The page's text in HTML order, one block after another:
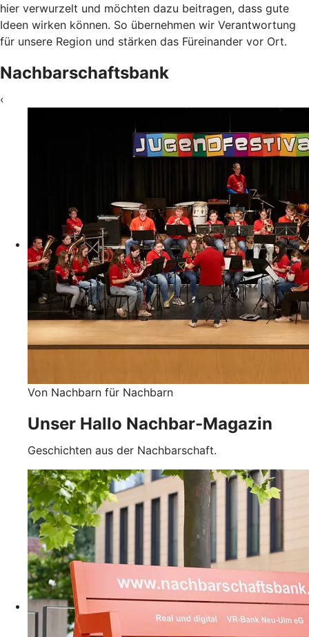
hier verwurzelt und möchten dazu beitragen, dass gute
Ideen wirken können. So übernehmen wir Verantwortung
für unsere Region und stärken das Füreinander vor Ort.
Nachbarschaftsbank
‹
Von Nachbarn für Nachbarn
Unser Hallo Nachbar-Magazin
Geschichten aus der Nachbarschaft.